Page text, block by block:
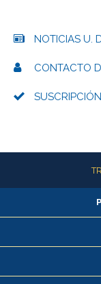
NOTICIAS U.
CONTACTO
Más